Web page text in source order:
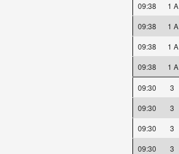
09:38 1 A
09:38
1 A
09:38
1 A
09:38
1 A
09:30 3
09:30
3
09:30
3
09:30
3